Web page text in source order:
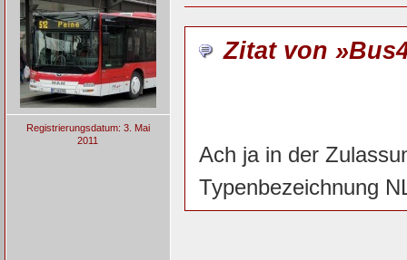
Registrierungsdatum: 3. Mai
2011
Zitat von
Ach ja in der
Typenbezeichnung